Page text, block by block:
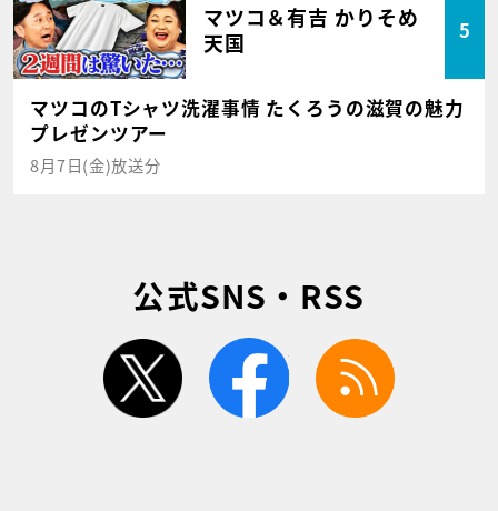
マツコ＆有吉 かりそめ
天国
5
マツコのTシャツ洗濯事情 たくろうの滋賀の魅力
プレゼンツアー
8月7日(金)放送分
公式SNS・RSS
twitter facebook